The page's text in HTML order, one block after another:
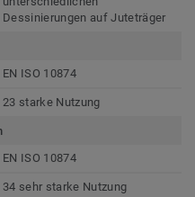
Dessinierungen auf Juteträger
EN ISO 10874
23 starke Nutzung
EN ISO 10874
34 sehr starke Nutzung